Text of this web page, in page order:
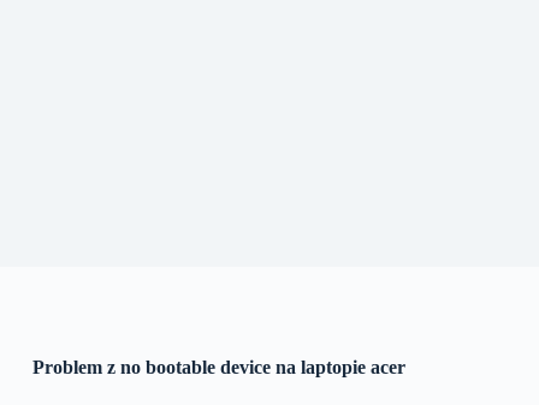
Problem z no bootable device na laptopie acer